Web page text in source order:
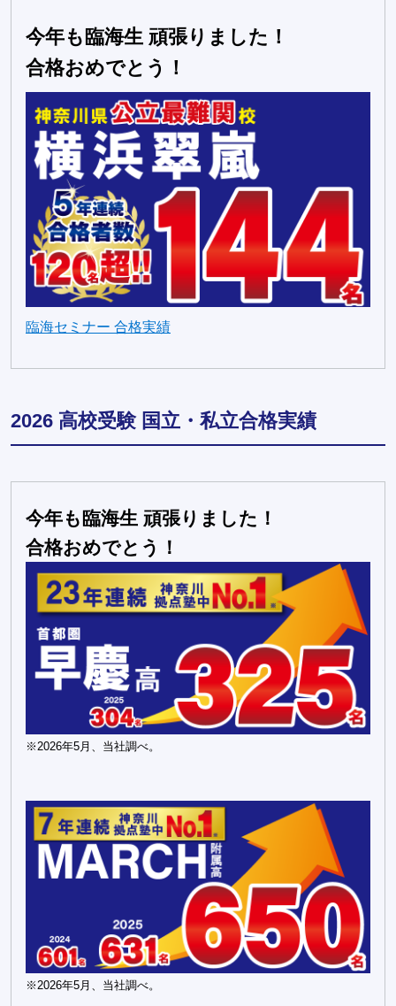
今年も臨海生 頑張りました！
合格おめでとう！
臨海セミナー 合格実績
2026 高校受験 国立・私立合格実績
今年も臨海生 頑張りました！
合格おめでとう！
※2026年5月、当社調べ。
※2026年5月、当社調べ。